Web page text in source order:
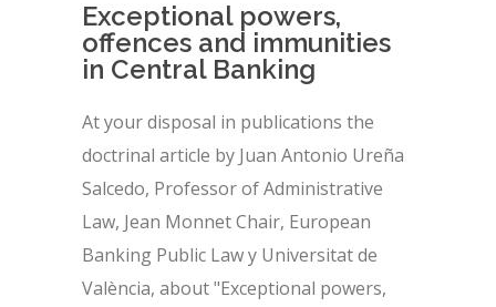
Exceptional powers,
offences and immunities
in Central Banking
At your disposal in publications the
doctrinal article by Juan Antonio Ureña
Salcedo, Professor of Administrative
Law, Jean Monnet Chair, European
Banking Public Law y Universitat de
València, about "Exceptional powers,